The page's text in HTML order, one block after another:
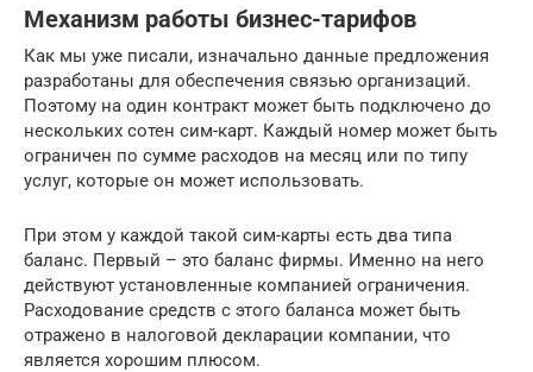
Механизм работы бизнес-тарифов
Как мы уже писали, изначально данные предложения
разработаны для обеспечения связью организаций.
Поэтому на один контракт может быть подключено до
нескольких сотен сим-карт. Каждый номер может быть
ограничен по сумме расходов на месяц или по типу
услуг, которые он может использовать.
При этом у каждой такой сим-карты есть два типа
баланс. Первый – это баланс фирмы. Именно на него
действуют установленные компанией ограничения.
Расходование средств с этого баланса может быть
отражено в налоговой декларации компании, что
является хорошим плюсом.